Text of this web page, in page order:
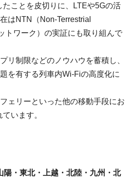
ことを皮切りに、LTEや5Gの活
はNTN（Non-Terrestrial
トワーク）の実証にも取り組んで
リ制限などのノウハウを蓄積し、
を有する列⾞内Wi-Fiの⾼度化に
ェリーといった他の移動⼿段にお
います。
陽・東北・上越・北陸・九州・北